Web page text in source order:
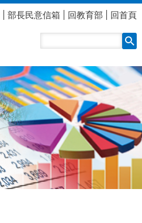
部長民意信箱 回教育部 回首頁